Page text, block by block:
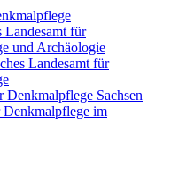
Landesamt für
und Archäologie
Landesamt für
Denkmalpflege Sachsen
im